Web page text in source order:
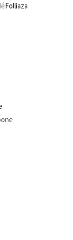
Folliaza